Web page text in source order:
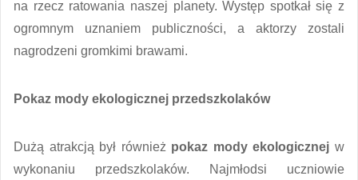
na rzecz ratowania naszej planety. Występ spotkał się z
ogromnym uznaniem publiczności, a aktorzy zostali
nagrodzeni gromkimi brawami.
Pokaz mody ekologicznej przedszkolaków
Dużą atrakcją był również pokaz mody ekologicznej w
wykonaniu przedszkolaków. Najmłodsi uczniowie